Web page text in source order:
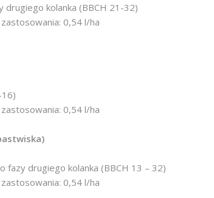
drugiego kolanka (BBCH 21-32)
0,54 l/ha
0,54 l/ha
fazy drugiego kolanka (BBCH 13 – 32)
0,54 l/ha